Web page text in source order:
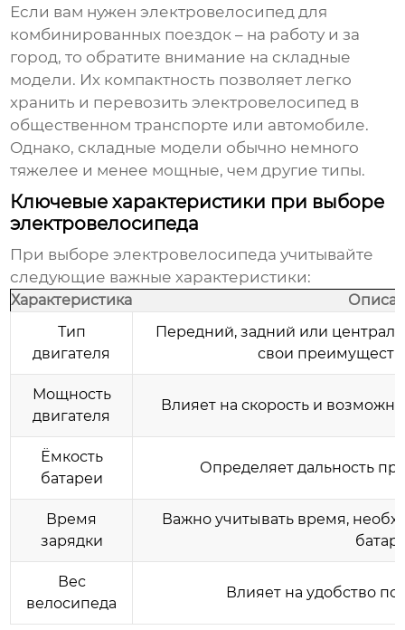
Если вам нуженэлектровелосипед для
комбинированных поездок – на работу и за
город, то обратите внимание на складные
модели. Их компактность позволяет легко
хранить и перевозить электровелосипед в
общественном транспорте или автомобиле.
Однако, складные модели обычно немного
тяжелее и менее мощные, чем другие типы.
Ключевые характеристики при выборе
электровелосипеда
При выбореэлектровелосипеда учитывайте
следующие важные характеристики:
Характеристика
Тип
двигателя
Передний, задний или
свои
Мощность
двигателя
Влияет на скорость и
Ёмкость
батареи
Определяет дальность
Время
зарядки
Важно учитывать время,
Вес
велосипеда
Влияет на удобство